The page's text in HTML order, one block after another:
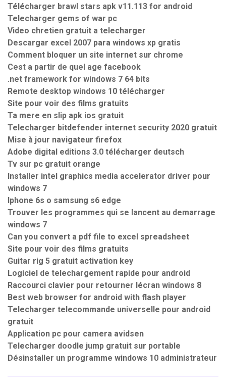
Télécharger brawl stars apk v11.113 for android
Telecharger gems of war pc
Video chretien gratuit a telecharger
Descargar excel 2007 para windows xp gratis
Comment bloquer un site internet sur chrome
Cest a partir de quel age facebook
.net framework for windows 7 64 bits
Remote desktop windows 10 télécharger
Site pour voir des films gratuits
Ta mere en slip apk ios gratuit
Telecharger bitdefender internet security 2020 gratuit
Mise à jour navigateur firefox
Adobe digital editions 3.0 télécharger deutsch
Tv sur pc gratuit orange
Installer intel graphics media accelerator driver pour
windows 7
Iphone 6s o samsung s6 edge
Trouver les programmes qui se lancent au demarrage
windows 7
Can you convert a pdf file to excel spreadsheet
Site pour voir des films gratuits
Guitar rig 5 gratuit activation key
Logiciel de telechargement rapide pour android
Raccourci clavier pour retourner lécran windows 8
Best web browser for android with flash player
Telecharger telecommande universelle pour android
gratuit
Application pc pour camera avidsen
Telecharger doodle jump gratuit sur portable
Désinstaller un programme windows 10 administrateur